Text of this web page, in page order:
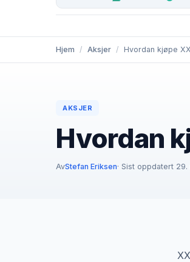
Hjem / Aksjer / Hvordan kjøpe
AKSJER
Hvordan
AvStefan Eriksen· Sist oppdatert